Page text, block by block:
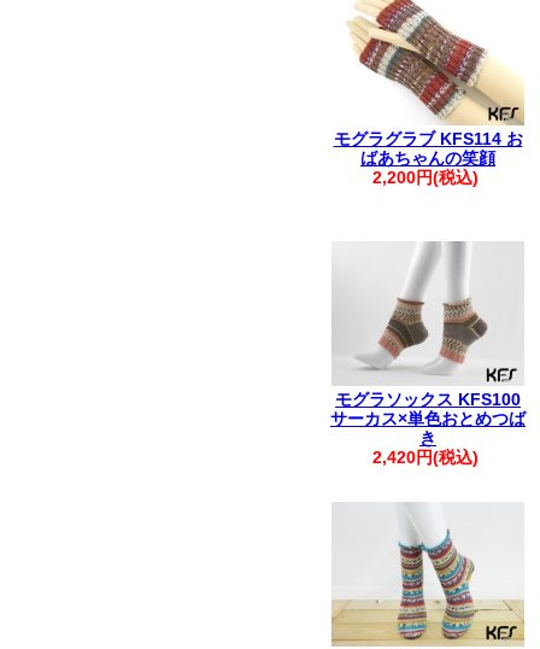
モグラグラブ KFS114 お
ばあちゃんの笑顔
2,200円(税込)
モグラソックス KFS100
サーカス×単色おとめつば
き
2,420円(税込)